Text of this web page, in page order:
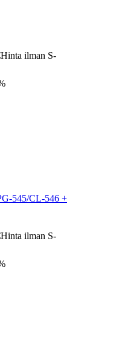
Hinta ilman S-
545/CL-546 +
Hinta ilman S-